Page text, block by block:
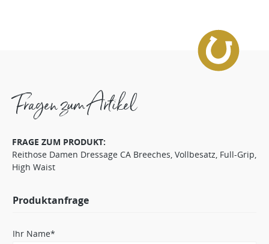
Fragen zum Artikel
FRAGE ZUM PRODUKT:
Reithose Damen Dressage CA Breeches, Vollbesatz, Full-Grip,
High Waist
Produktanfrage
Ihr Name*